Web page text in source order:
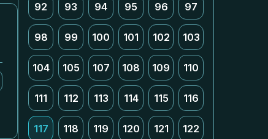
92 93 94 95 96 97
98 99 100 101 102 103
104 105 107 108 109 110
111 112 113 114 115 116
117 118 119 120 121 122